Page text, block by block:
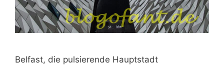
Belfast, die pulsierende Hauptstadt